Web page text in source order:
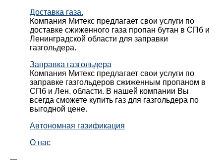
Доставка газа.
Компания Митекс предлагает свои услуги по
доставке сжиженного газа пропан бутан в СПб и
Ленинградской области для заправки
газгольдера.
Заправка газгольдера
Компания Митекс предлагает свои услуги по
заправке газгольдеров сжиженным пропаном в
СПб и Лен. области. В нашей компании Вы
всегда сможете купить газ для газгольдера по
выгодной цене.
Автономная газификация
О нас